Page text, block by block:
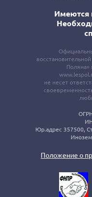
Имеются
Поляна»
не несет
Юр.адрес 357500,
Положение о